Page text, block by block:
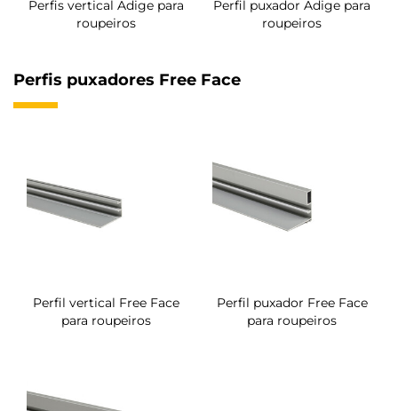
Perfis vertical Adige para
roupeiros
Perfil puxador Adige para
roupeiros
Perfis puxadores Free Face
Perfil vertical Free Face
para roupeiros
Perfil puxador Free Face
para roupeiros